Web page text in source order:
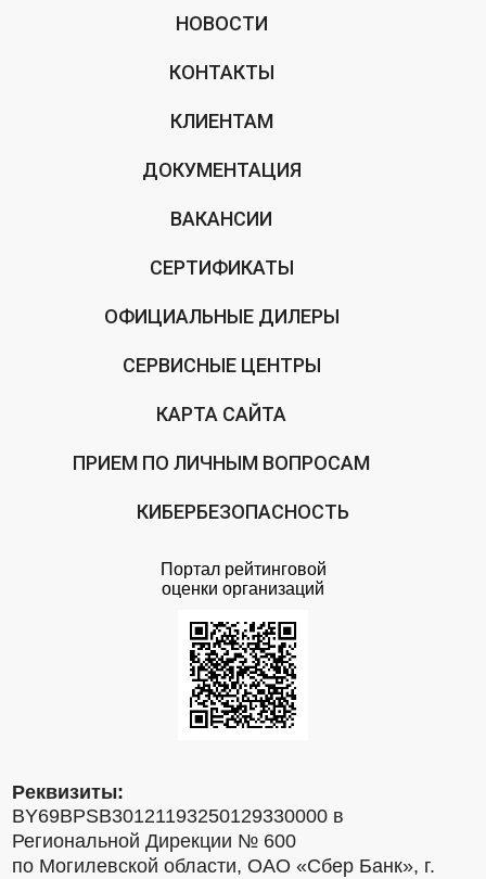
НОВОСТИ
КОНТАКТЫ
КЛИЕНТАМ
ДОКУМЕНТАЦИЯ
ВАКАНСИИ
СЕРТИФИКАТЫ
ОФИЦИАЛЬНЫЕ ДИЛЕРЫ
СЕРВИСНЫЕ ЦЕНТРЫ
КАРТА САЙТА
ПРИЕМ ПО ЛИЧНЫМ ВОПРОСАМ
КИБЕРБЕЗОПАСНОСТЬ
Портал рейтинговой
оценки организаций
Реквизиты:
BY69BPSB30121193250129330000 в
Региональной Дирекции № 600
по Могилевской области, ОАО «Сбер Банк», г.